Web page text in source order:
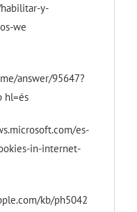
y-
we
answer/95647?
hl=és
es-
in-internet-
kb/ph5042